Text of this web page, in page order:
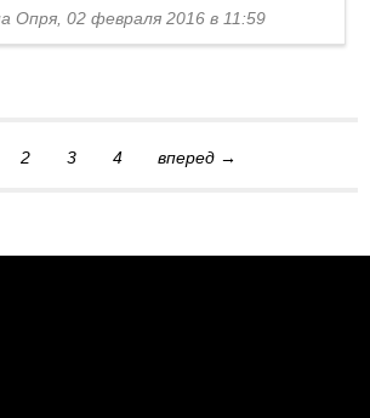
Опря, 02 февраля 2016 в 11:59
2 3 4 вперед →